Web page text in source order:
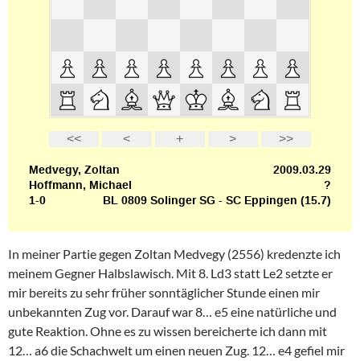
In meiner Partie gegen Zoltan Medvegy (2556) kredenzte ich
meinem Gegner Halbslawisch. Mit 8. Ld3 statt Le2 setzte er
mir bereits zu sehr früher sonntäglicher Stunde einen mir
unbekannten Zug vor. Darauf war 8… e5 eine natürliche und
gute Reaktion. Ohne es zu wissen bereicherte ich dann mit
12… a6 die Schachwelt um einen neuen Zug. 12… e4 gefiel mir